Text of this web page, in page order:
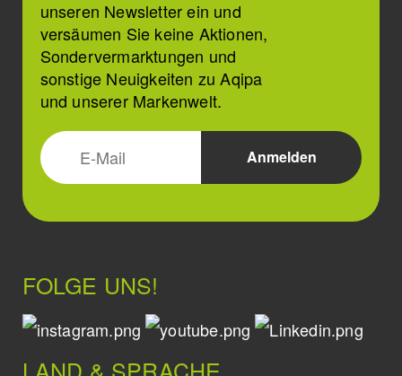
unseren Newsletter ein und
versäumen Sie keine Aktionen,
Sondervermarktungen und
sonstige Neuigkeiten zu Aqipa
und unserer Markenwelt.
FOLGE UNS!